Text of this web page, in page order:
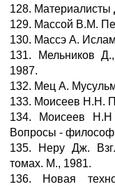
128. Материалисты
129. Массой В.М.
130. Массэ А.
131. Мельников
1987.
132. Мец А.
133. Моисеев Н.Н.
134. Моисеев Н.Н
Вопросы -
135. Неру Дж.
томах. М., 1981.
136. Новая